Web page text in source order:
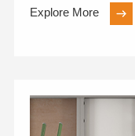
磨工業(yè)地...
Explore More